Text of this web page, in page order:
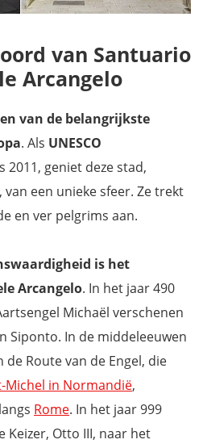
van Santuario
Arcangelo
van de belangrijkste
. Als UNESCO
2011, geniet deze stad,
een unieke sfeer. Ze trekt
en ver pelgrims aan.
is het
Arcangelo. In het jaar 490
Michaël verschenen
Siponto. In de middeleeuwen
Route van de Engel, die
Michel in Normandië,
Rome. In het jaar 999
Keizer, Otto III, naar het